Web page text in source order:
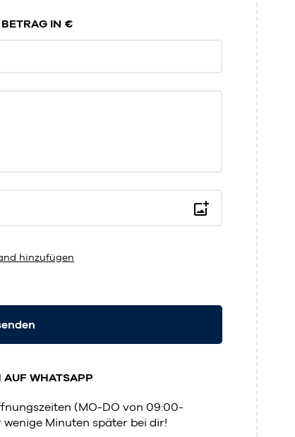
IN €
hinzufügen
AUF WHATSAPP
(MO-DO von 09:00-
wenige Minuten später bei dir!